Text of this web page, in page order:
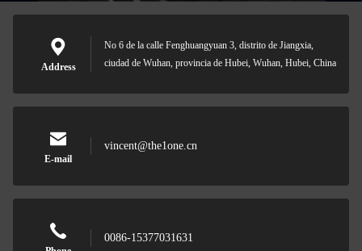
Address
No 6 de la calle Fenghuangyuan 3, distrito de Jiangxia,
ciudad de Wuhan, provincia de Hubei, Wuhan, Hubei, China
E-mail
vincent@the1one.cn
0086-15377031631